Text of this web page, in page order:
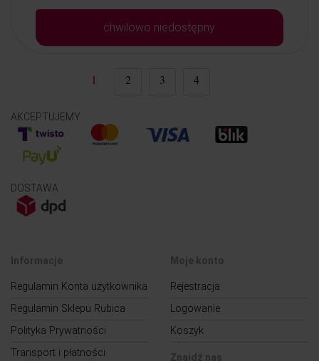
chwilowo niedostępny
1 2 3 4
AKCEPTUJEMY
DOSTAWA
Informacje
Regulamin Konta użytkownika
Regulamin Sklepu Rubica
Polityka Prywatności
Transport i płatności
Moje konto
Rejestracja
Logowanie
Koszyk
Znajdź nas